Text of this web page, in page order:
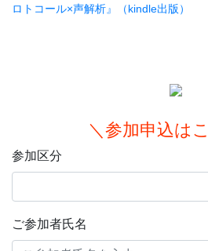
ロトコール×声解析』（kindle出版）
＼参加申込は
参加区分
ご参加者氏名